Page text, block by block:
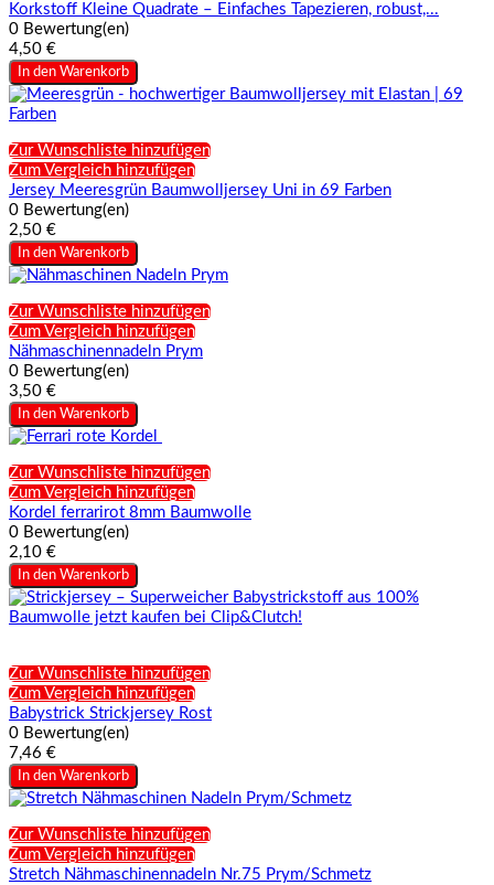
Korkstoff Kleine Quadrate – Einfaches Tapezieren, robust,...
0 Bewertung(en)
4,50 €
In den Warenkorb
Zur Wunschliste hinzufügen
Zum Vergleich hinzufügen
Jersey Meeresgrün Baumwolljersey Uni in 69 Farben
0 Bewertung(en)
2,50 €
In den Warenkorb
Zur Wunschliste hinzufügen
Zum Vergleich hinzufügen
Nähmaschinennadeln Prym
0 Bewertung(en)
3,50 €
In den Warenkorb
Zur Wunschliste hinzufügen
Zum Vergleich hinzufügen
Kordel ferrarirot 8mm Baumwolle
0 Bewertung(en)
2,10 €
In den Warenkorb
Zur Wunschliste hinzufügen
Zum Vergleich hinzufügen
Babystrick Strickjersey Rost
0 Bewertung(en)
7,46 €
In den Warenkorb
Zur Wunschliste hinzufügen
Zum Vergleich hinzufügen
Stretch Nähmaschinennadeln Nr.75 Prym/Schmetz